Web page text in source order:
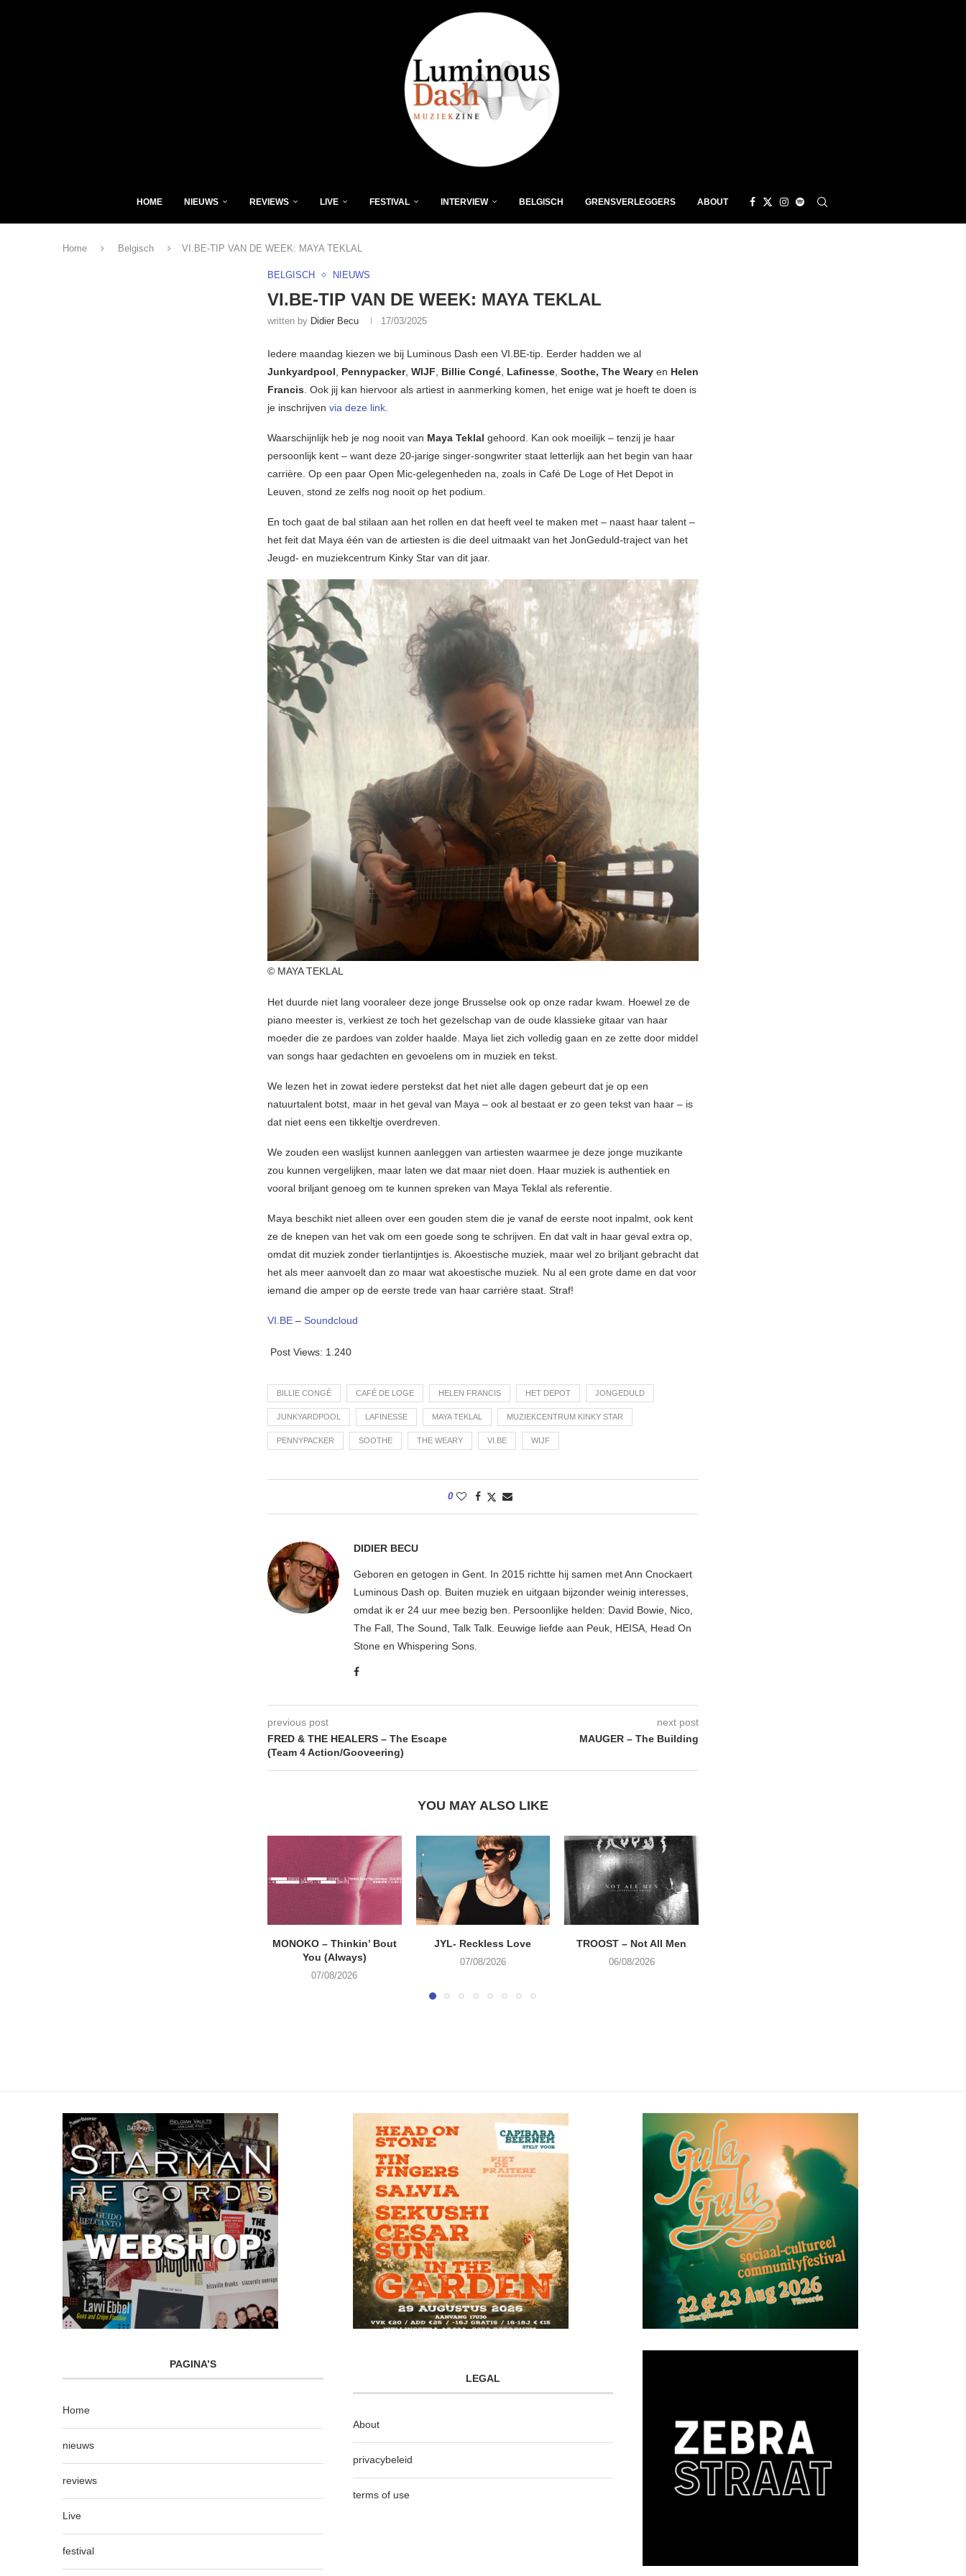
HOME NIEUWS REVIEWS LIVE FESTIVAL INTERVIEW BELGISCH GRENSVERLEGGERS ABOUT
Home Belgisch VI.BE-TIP VAN DE WEEK: MAYA TEKLAL
BELGISCH NIEUWS
VI.BE-TIP VAN DE WEEK: MAYA TEKLAL
written by Didier Becu 17/03/2025
Iedere maandag kiezen we bij Luminous Dash een VI.BE-tip. Eerder hadden we al
Junkyardpool, Pennypacker, WIJF, Billie Congé, Lafinesse, Soothe, The Weary en Helen
Francis. Ook jij kan hiervoor als artiest in aanmerking komen, het enige wat je hoeft te doen is
je inschrijven via deze link.
Waarschijnlijk heb je nog nooit van Maya Teklal gehoord. Kan ook moeilijk – tenzij je haar
persoonlijk kent – want deze 20-jarige singer-songwriter staat letterlijk aan het begin van haar
carrière. Op een paar Open Mic-gelegenheden na, zoals in Café De Loge of Het Depot in
Leuven, stond ze zelfs nog nooit op het podium.
En toch gaat de bal stilaan aan het rollen en dat heeft veel te maken met – naast haar talent –
het feit dat Maya één van de artiesten is die deel uitmaakt van het JonGeduld-traject van het
Jeugd- en muziekcentrum Kinky Star van dit jaar.
© MAYA TEKLAL
Het duurde niet lang vooraleer deze jonge Brusselse ook op onze radar kwam. Hoewel ze de
piano meester is, verkiest ze toch het gezelschap van de oude klassieke gitaar van haar
moeder die ze pardoes van zolder haalde. Maya liet zich volledig gaan en ze zette door middel
van songs haar gedachten en gevoelens om in muziek en tekst.
We lezen het in zowat iedere perstekst dat het niet alle dagen gebeurt dat je op een
natuurtalent botst, maar in het geval van Maya – ook al bestaat er zo geen tekst van haar – is
dat niet eens een tikkeltje overdreven.
We zouden een waslijst kunnen aanleggen van artiesten waarmee je deze jonge muzikante
zou kunnen vergelijken, maar laten we dat maar niet doen. Haar muziek is authentiek en
vooral briljant genoeg om te kunnen spreken van Maya Teklal als referentie.
Maya beschikt niet alleen over een gouden stem die je vanaf de eerste noot inpalmt, ook kent
ze de knepen van het vak om een goede song te schrijven. En dat valt in haar geval extra op,
omdat dit muziek zonder tierlantijntjes is. Akoestische muziek, maar wel zo briljant gebracht dat
het als meer aanvoelt dan zo maar wat akoestische muziek. Nu al een grote dame en dat voor
iemand die amper op de eerste trede van haar carrière staat. Straf!
VI.BE – Soundcloud
Post Views: 1.240
BILLIE CONGÉ CAFÉ DE LOGE HELEN FRANCIS HET DEPOT JONGEDULD
JUNKYARDPOOL LAFINESSE MAYA TEKLAL MUZIEKCENTRUM KINKY STAR
PENNYPACKER SOOTHE THE WEARY VI.BE WIJF
0
DIDIER BECU
Geboren en getogen in Gent. In 2015 richtte hij samen met Ann Cnockaert
Luminous Dash op. Buiten muziek en uitgaan bijzonder weinig interesses,
omdat ik er 24 uur mee bezig ben. Persoonlijke helden: David Bowie, Nico,
The Fall, The Sound, Talk Talk. Eeuwige liefde aan Peuk, HEISA, Head On
Stone en Whispering Sons.
previous post
FRED & THE HEALERS – The Escape
(Team 4 Action/Gooveering)
next post
MAUGER – The Building
YOU MAY ALSO LIKE
MONOKO – Thinkin’ Bout
You (Always)
07/08/2026
JYL- Reckless Love
07/08/2026
TROOST – Not All Men
06/08/2026
PAGINA’S
Home
nieuws
reviews
Live
festival
LEGAL
About
privacybeleid
terms of use